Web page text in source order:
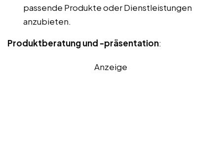
passende Produkte oder Dienstleistungen
anzubieten.
Produktberatung und -präsentation:
Anzeige